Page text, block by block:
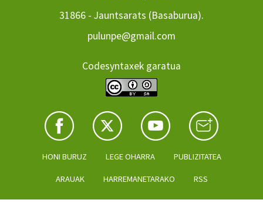
31866 - Jauntsarats (Basaburua).
pulunpe@gmail.com
Codesyntaxek garatua
HONI BURUZ LEGE OHARRA PUBLIZITATEA
ARAUAK HARREMANETARAKO RSS